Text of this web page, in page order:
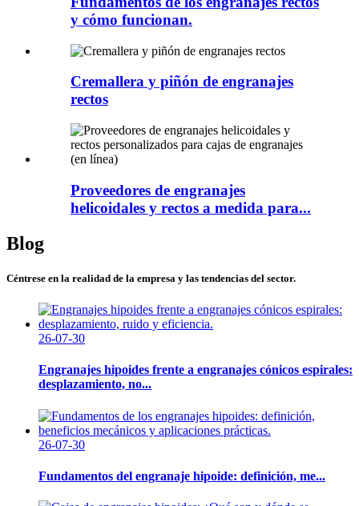
y cómo funcionan.
Cremallera y piñón de engranajes
rectos
Proveedores de engranajes
helicoidales y rectos a medida para...
Blog
Céntrese en la realidad de la empresa y las tendencias del sector.
26-07-30
Engranajes hipoides frente a engranajes cónicos espirales:
desplazamiento, no...
26-07-30
Fundamentos del engranaje hipoide: definición, me...